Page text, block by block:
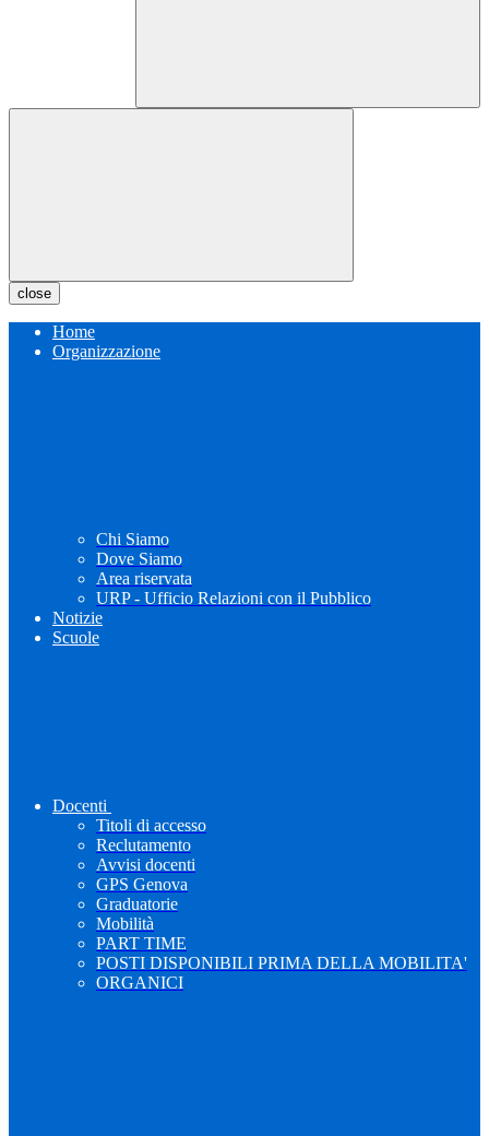
close
Home
Organizzazione
Chi Siamo
Dove Siamo
Area riservata
URP - Ufficio Relazioni con il Pubblico
Notizie
Scuole
Docenti
Titoli di accesso
Reclutamento
Avvisi docenti
GPS Genova
Graduatorie
Mobilità
PART TIME
POSTI DISPONIBILI PRIMA DELLA MOBILITA'
ORGANICI